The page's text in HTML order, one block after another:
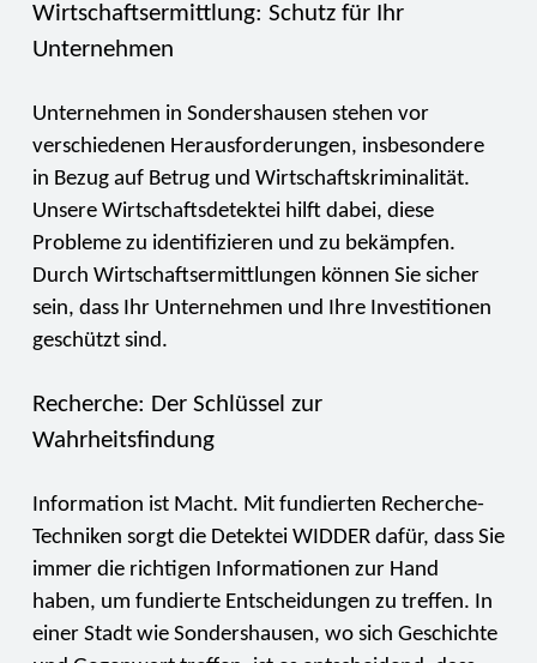
Wirtschaftsermittlung: Schutz für Ihr
Unternehmen
Unternehmen in Sondershausen stehen vor
verschiedenen Herausforderungen, insbesondere
in Bezug auf Betrug und Wirtschaftskriminalität.
Unsere Wirtschaftsdetektei hilft dabei, diese
Probleme zu identifizieren und zu bekämpfen.
Durch Wirtschaftsermittlungen können Sie sicher
sein, dass Ihr Unternehmen und Ihre Investitionen
geschützt sind.
Recherche: Der Schlüssel zur
Wahrheitsfindung
Information ist Macht. Mit fundierten Recherche-
Techniken sorgt die Detektei WIDDER dafür, dass Sie
immer die richtigen Informationen zur Hand
haben, um fundierte Entscheidungen zu treffen. In
einer Stadt wie Sondershausen, wo sich Geschichte